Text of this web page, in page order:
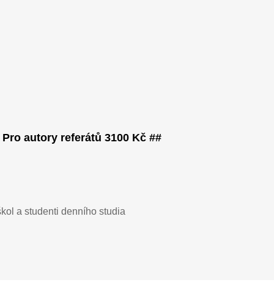
Pro autory referátů 3100 Kč ##
a studenti denního studia